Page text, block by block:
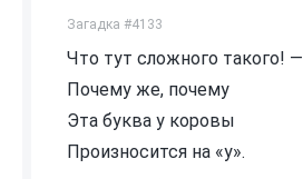
Загадка #4133
Что тут сложного такого! —
Почему же, почему
Эта буква у коровы
Произносится на «у».